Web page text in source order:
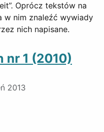
Oprócz tekstów na
w nim znaleźć wywiady
nich napisane.
nr 1 (2010)
2013